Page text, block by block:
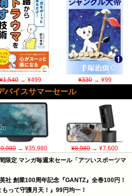
¥1,540→ ¥499 ¥330→ ¥99
バイスサマーセール
→ ¥35,980 ¥8,980→ ¥7,600
限定 マンガ毎週末セール「アツいスポーツマ
社 創業100周年記念『GANTZ』全巻100円！
って守護月天！』99円均一！